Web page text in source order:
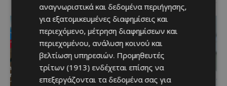
αναγνωριστικά και δεδομένα περιήγησης,
για εξατομικευμένες διαφημίσεις και
περιεχόμενο, μέτρηση διαφημίσεων και
περιεχομένου, ανάλυση κοινού και
βελτίωση υπηρεσιών. Προμηθευτές
τρίτων (1913) ενδέχεται επίσης να
επεξεργάζονται τα δεδομένα σας για